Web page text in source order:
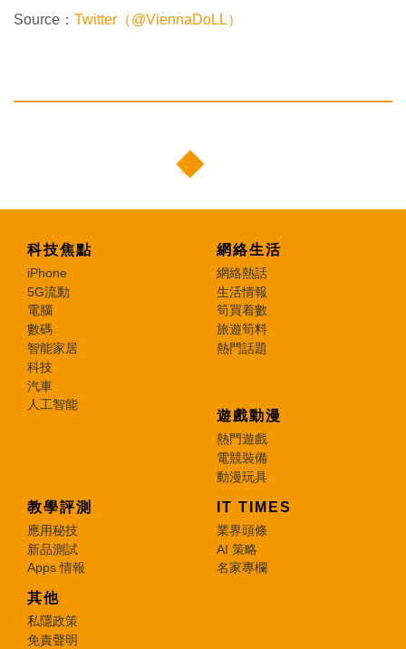
Source： Twitter（@ViennaDoLL）
科技焦點
iPhone
5G流動
電腦
數碼
智能家居
科技
汽車
人工智能
網絡生活
網絡熱話
生活情報
筍買着數
旅遊筍料
熱門話題
遊戲動漫
熱門遊戲
電競裝備
動漫玩具
教學評測
應用秘技
新品測試
Apps 情報
IT TIMES
業界頭條
AI 策略
名家專欄
其他
私隱政策
免責聲明